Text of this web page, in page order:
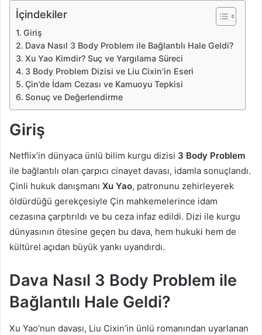
e
İçindekiler
Giriş
Dava Nasıl 3 Body Problem ile Bağlantılı Hale Geldi?
Xu Yao Kimdir? Suç ve Yargılama Süreci
3 Body Problem Dizisi ve Liu Cixin’in Eseri
Çin’de İdam Cezası ve Kamuoyu Tepkisi
Sonuç ve Değerlendirme
Giriş
Netflix’in dünyaca ünlü bilim kurgu dizisi 3 Body Problem
ile bağlantılı olan çarpıcı cinayet davası, idamla sonuçlandı.
Çinli hukuk danışmanı Xu Yao, patronunu zehirleyerek
öldürdüğü gerekçesiyle Çin mahkemelerince idam
cezasına çarptırıldı ve bu ceza infaz edildi. Dizi ile kurgu
dünyasının ötesine geçen bu dava, hem hukuki hem de
kültürel açıdan büyük yankı uyandırdı.
Dava Nasıl 3 Body Problem ile
Bağlantılı Hale Geldi?
Xu Yao’nun davası, Liu Cixin’in ünlü romanından uyarlanan